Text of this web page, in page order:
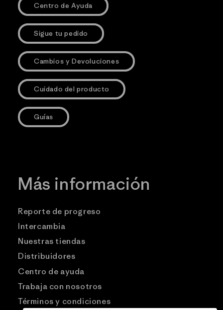
Centro de Ayuda
Sigue tu pedido
Cambios y Devoluciones
Cuidado del producto
Guías
Más información
Reporte de progreso
Intercambia
Nuestras tiendas
Distribuidores
Centro de ayuda
Trabaja con nosotros
Términos y condiciones